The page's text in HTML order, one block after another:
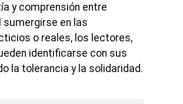
y comprensión entre
en las
o reales, los lectores,
identificarse con sus
la tolerancia y la solidaridad.